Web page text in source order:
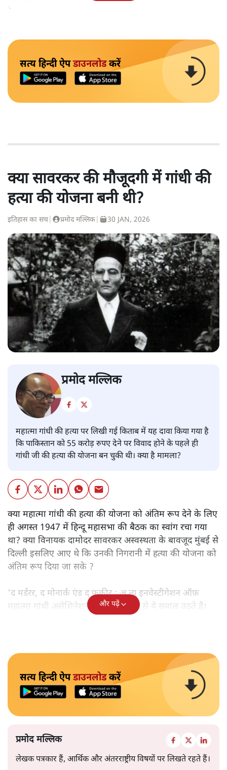
राजनीति का हमारे देश में कोई स्थान नहीं है।
सत्य हिन्दी ऐपडाउनलोडकरें
क्या सावरकर की मौजूदगी में गांधी की
हत्या की योजना बनी थी?
इतिहास का सच प्रमोद मल्लिक 30 JAN, 2026
प्रमोद मल्लिक
महात्मा गांधी की हत्या पर लिखी गई किताब में यह दावा किया गया है
कि पाकिस्तान को 55 करोड़ रुपए देने पर विवाद होने के पहले ही
गांधी जी की हत्या की योजना बन चुकी थी। क्या है मामला?
क्या महात्मा गांधी की हत्या की योजना को अंतिम रूप देने के लिए
ही अगस्त 1947 में हिन्दू महासभा की बैठक का स्वांग रचा गया
था? क्या विनायक दामोदर सावरकर अस्वस्थता के बावजूद मुंबई से
दिल्ली इसलिए आए थे कि उनकी निगरानी में हत्या की योजना को
अंतिम रूप दिया जा सके ?
'द मर्डरर, द मोनार्क एंड द फ़कीर : अ न्यू इनवेस्टीगेशन ऑफ़
महात्मा गांधी असेशिनेशन' नामक किताब से ये सवाल उठते हैं।
और पढ़ें
सत्य हिन्दी ऐपडाउनलोडकरें
प्रमोद मल्लिक
लेखक पत्रकार हैं, आर्थिक और अंतरराष्ट्रीय विषयों पर लिखते रहते हैं।